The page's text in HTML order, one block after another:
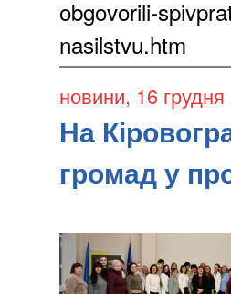
obgovorili-
nasilstvu.htm
новини, 16
На
громад у